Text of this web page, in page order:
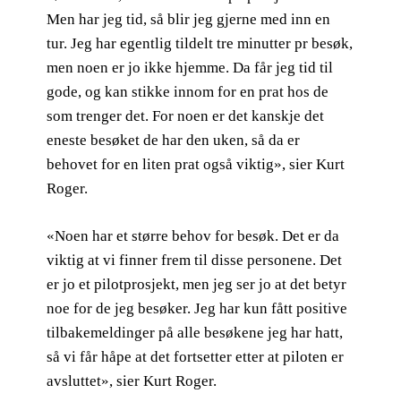
Men har jeg tid, så blir jeg gjerne med inn en
tur. Jeg har egentlig tildelt tre minutter pr besøk,
men noen er jo ikke hjemme. Da får jeg tid til
gode, og kan stikke innom for en prat hos de
som trenger det. For noen er det kanskje det
eneste besøket de har den uken, så da er
behovet for en liten prat også viktig», sier Kurt
Roger.
«Noen har et større behov for besøk. Det er da
viktig at vi finner frem til disse personene. Det
er jo et pilotprosjekt, men jeg ser jo at det betyr
noe for de jeg besøker. Jeg har kun fått positive
tilbakemeldinger på alle besøkene jeg har hatt,
så vi får håpe at det fortsetter etter at piloten er
avsluttet», sier Kurt Roger.